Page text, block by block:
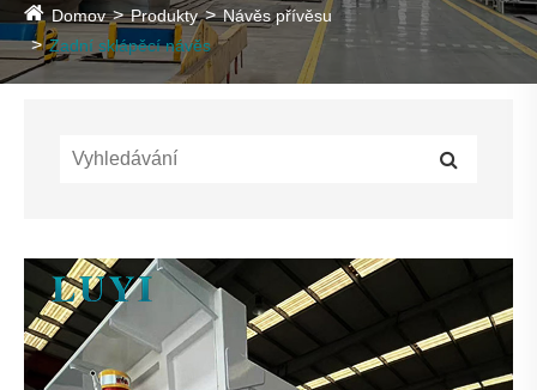
Domov Produkty
Návěs přívěsu
Zadní sklápěcí návěs